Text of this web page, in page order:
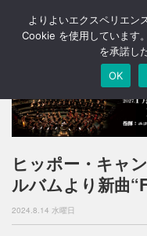
ヒッポー・キャ
ルバムより新曲
2024.8.14 水曜日
よりよいエクスペリエン
Cookie を使用しています
を承諾し
OK